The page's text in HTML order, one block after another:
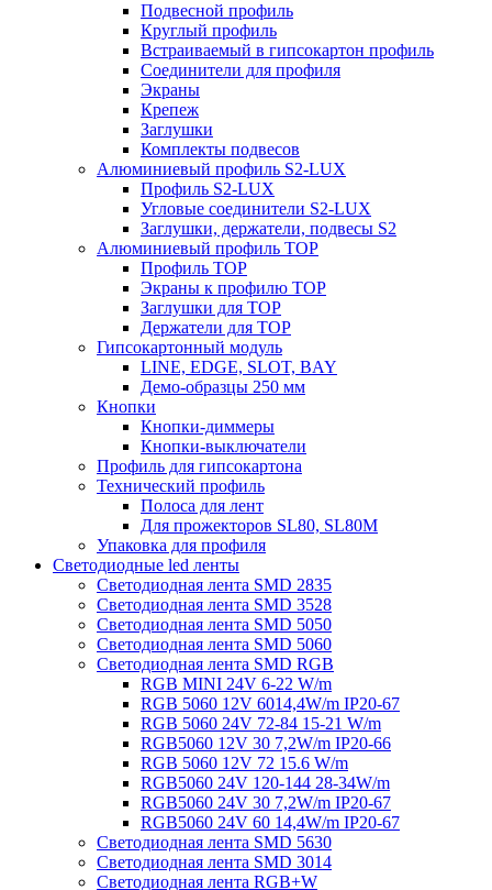
Подвесной профиль
Круглый профиль
Встраиваемый в гипсокартон профиль
Соединители для профиля
Экраны
Крепеж
Заглушки
Комплекты подвесов
Алюминиевый профиль S2-LUX
Профиль S2-LUX
Угловые соединители S2-LUX
Заглушки, держатели, подвесы S2
Алюминиевый профиль TOP
Профиль TOP
Экраны к профилю TOP
Заглушки для TOP
Держатели для TOP
Гипсокартонный модуль
LINE, EDGE, SLOT, BAY
Демо-образцы 250 мм
Кнопки
Кнопки-диммеры
Кнопки-выключатели
Профиль для гипсокартона
Технический профиль
Полоса для лент
Для прожекторов SL80, SL80M
Упаковка для профиля
Светодиодные led ленты
Светодиодная лента SMD 2835
Светодиодная лента SMD 3528
Светодиодная лента SMD 5050
Светодиодная лента SMD 5060
Светодиодная лента SMD RGB
RGB MINI 24V 6-22 W/m
RGB 5060 12V 6014,4W/m IP20-67
RGB 5060 24V 72-84 15-21 W/m
RGB5060 12V 30 7,2W/m IP20-66
RGB 5060 12V 72 15.6 W/m
RGB5060 24V 120-144 28-34W/m
RGB5060 24V 30 7,2W/m IP20-67
RGB5060 24V 60 14,4W/m IP20-67
Светодиодная лента SMD 5630
Светодиодная лента SMD 3014
Светодиодная лента RGB+W